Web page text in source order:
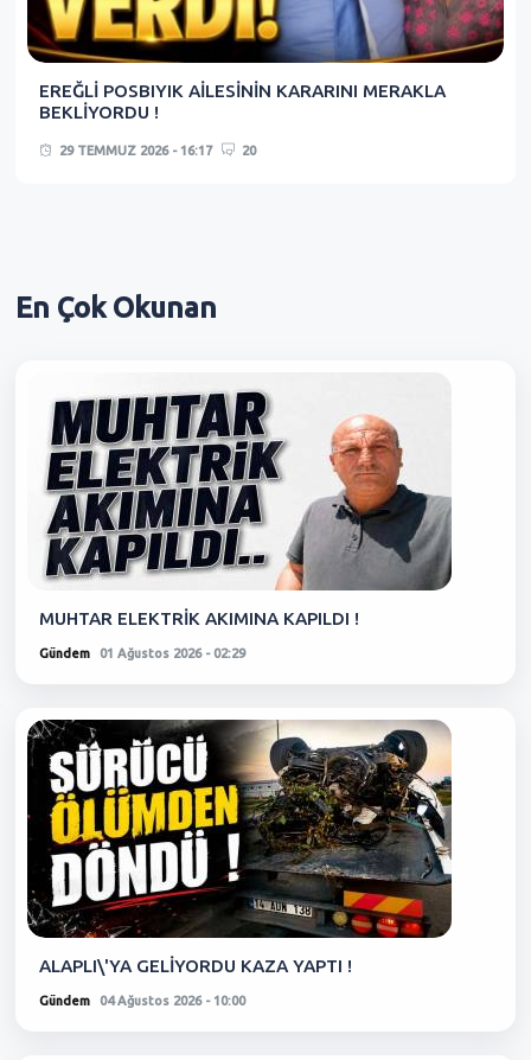
EREĞLİ POSBIYIK AİLESİNİN KARARINI MERAKLA
BEKLİYORDU !
29 TEMMUZ 2026 - 16:17 20
En ÇokOkunan
MUHTAR ELEKTRİK AKIMINA KAPILDI !
Gündem 01 Ağustos 2026 - 02:29
ALAPLI\'YA GELİYORDU KAZA YAPTI !
Gündem 04 Ağustos 2026 - 10:00